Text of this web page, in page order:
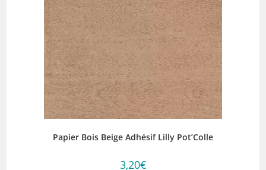
Papier Bois Beige Adhésif Lilly Pot’Colle
3,20€